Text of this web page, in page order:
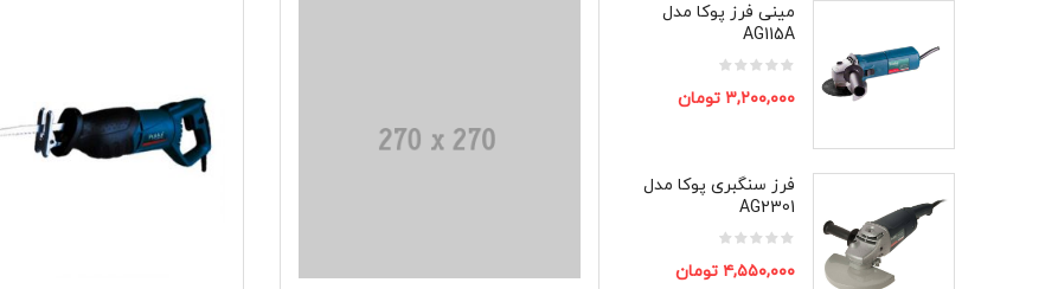
مینی فرز پوکا مدل
AG115A
۳,۲۰۰,۰۰۰ تومان
فرز سنگبری پوکا مدل
AG2301
۴,۵۵۰,۰۰۰ تومان